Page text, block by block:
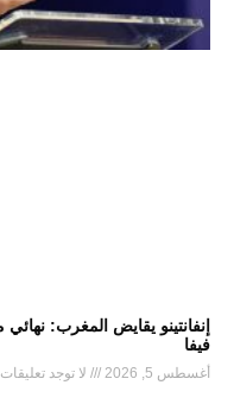
فيفا
أغسطس 5, 2026 لا توجد تعليقات